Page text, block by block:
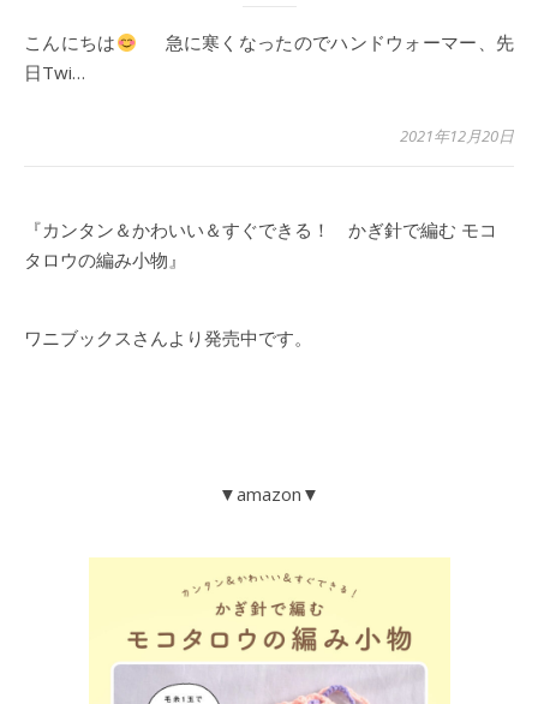
こんにちは
急に寒くなったのでハンドウォーマー、先
日Twi…
2021年12月20日
『カンタン＆かわいい＆すぐできる！ かぎ針で編む モコ
タロウの編み小物』
ワニブックスさんより発売中です。
▼amazon▼